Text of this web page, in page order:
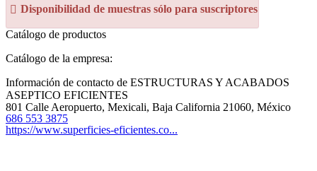
Disponibilidad de muestras sólo para suscriptores
Catálogo de productos
Catálogo de la empresa:
Información de contacto de ESTRUCTURAS Y ACABADOS
ASEPTICO EFICIENTES
801 Calle Aeropuerto, Mexicali, Baja California 21060, México
686 553 3875
https://www.superficies-eficientes.co...